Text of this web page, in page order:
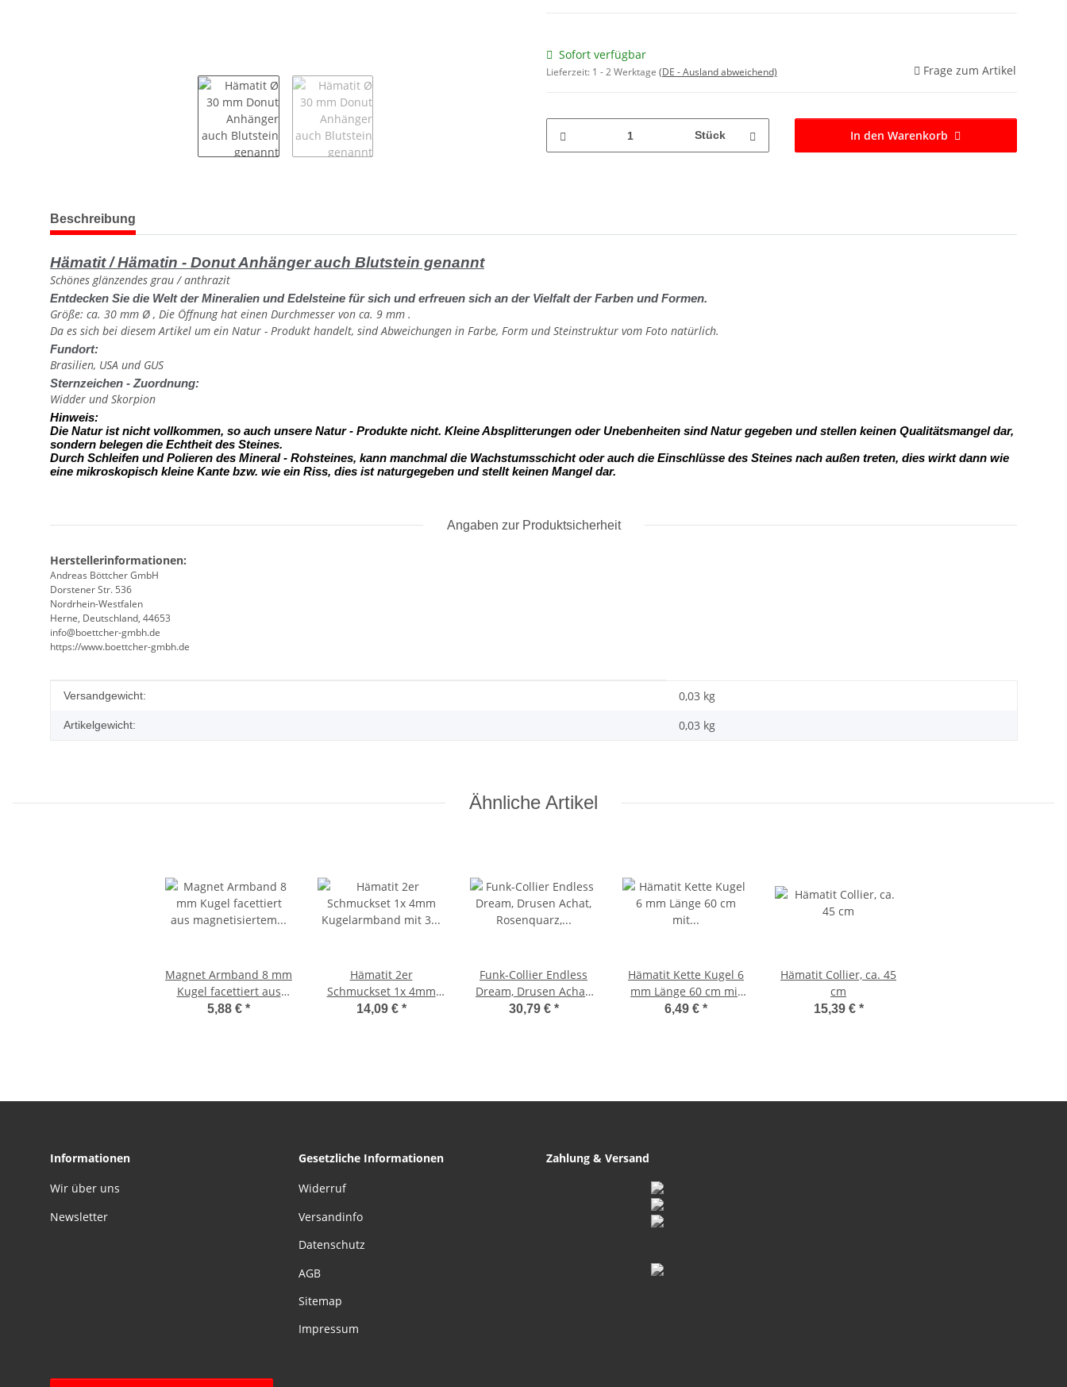
Sofort verfügbar
Lieferzeit: 1 - 2 Werktage (DE - Ausland abweichend) Frage zum Artikel
Stück In den Warenkorb
weitere Registerkarten anzeigen
Beschreibung
Hämatit / Hämatin - Donut Anhänger auch Blutstein genannt
Schönes glänzendes grau / anthrazit
Entdecken Sie die Welt der Mineralien und Edelsteine für sich und erfreuen sich an der Vielfalt der Farben und Formen.
Größe: ca. 30 mm Ø , Die Öffnung hat einen Durchmesser von ca. 9 mm .
Da es sich bei diesem Artikel um ein Natur - Produkt handelt, sind Abweichungen in Farbe, Form und Steinstruktur vom Foto natürlich.
Fundort:
Brasilien, USA und GUS
Sternzeichen - Zuordnung:
Widder und Skorpion
Hinweis:
Die Natur ist nicht vollkommen, so auch unsere Natur - Produkte nicht. Kleine Absplitterungen oder Unebenheiten sind Natur gegeben und stellen keinen Qualitätsmangel dar,
sondern belegen die Echtheit des Steines.
Durch Schleifen und Polieren des Mineral - Rohsteines, kann manchmal die Wachstumsschicht oder auch die Einschlüsse des Steines nach außen treten, dies wirkt dann wie
eine mikroskopisch kleine Kante bzw. wie ein Riss, dies ist naturgegeben und stellt keinen Mangel dar.
Angaben zur Produktsicherheit
Herstellerinformationen:
Andreas Böttcher GmbH
Dorstener Str. 536
Nordrhein-Westfalen
Herne, Deutschland, 44653
info@boettcher-gmbh.de
https://www.boettcher-gmbh.de
Produkteigenschaft
Wert
Versandgewicht: 0,03 kg
Artikelgewicht: 0,03 kg
Ähnliche Artikel
Magnet Armband 8 mm
Kugel facettiert aus
magnetisiertem
5,88 € *
Hämatit 2er
Schmuckset 1x 4mm
Kugelarmband mit 3
14,09 € *
Funk-Collier Endless
Dream, Drusen Achat,
Rosenquarz, Silber-
30,79 € *
Hämatit Kette Kugel 6
mm Länge 60 cm mit
Karabinerverschluss
6,49 € *
Hämatit Collier, ca. 45
cm
15,39 € *
Informationen
Wir über uns
Newsletter
Gesetzliche Informationen
Widerruf
Versandinfo
Datenschutz
AGB
Sitemap
Impressum
Zahlung & Versand